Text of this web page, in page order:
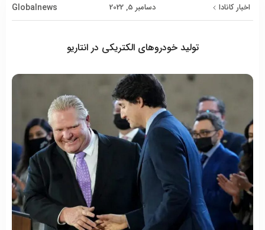
اخبار کانادا دسامبر 5, 2022 Globalnews
تولید خودروهای الکتریکی در انتاریو